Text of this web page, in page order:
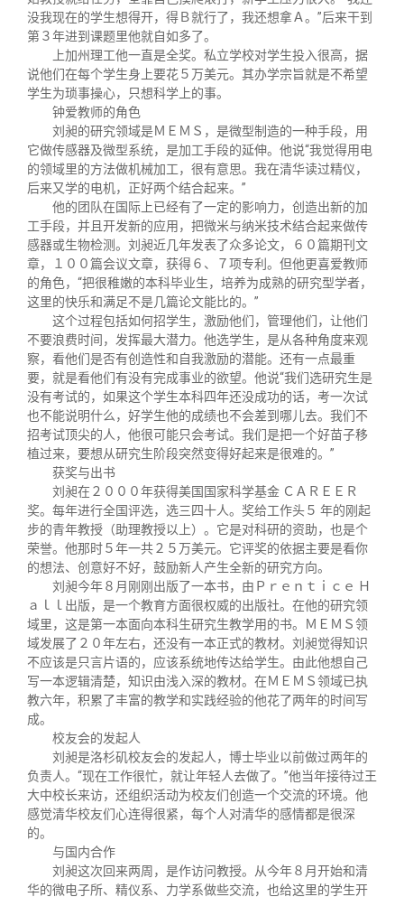
没我现在的学生想得开，得Ｂ就行了，我还想拿Ａ。”后来干到
第３年进到课题里他就自如多了。
上加州理工他一直是全奖。私立学校对学生投入很高，据
说他们在每个学生身上要花５万美元。其办学宗旨就是不希望
学生为琐事操心，只想科学上的事。
钟爱教师的角色
刘昶的研究领域是ＭＥＭＳ，是微型制造的一种手段，用
它做传感器及微型系统，是加工手段的延伸。他说“我觉得用电
的领域里的方法做机械加工，很有意思。我在清华读过精仪，
后来又学的电机，正好两个结合起来。”
他的团队在国际上已经有了一定的影响力，创造出新的加
工手段，并且开发新的应用，把微米与纳米技术结合起来做传
感器或生物检测。刘昶近几年发表了众多论文，６０篇期刊文
章，１００篇会议文章，获得６、７项专利。但他更喜爱教师
的角色，“把很稚嫩的本科毕业生，培养为成熟的研究型学者，
这里的快乐和满足不是几篇论文能比的。”
这个过程包括如何招学生，激励他们，管理他们，让他们
不要浪费时间，发挥最大潜力。他选学生，是从各种角度来观
察，看他们是否有创造性和自我激励的潜能。还有一点最重
要，就是看他们有没有完成事业的欲望。他说“我们选研究生是
没有考试的，如果这个学生本科四年还没成功的话，考一次试
也不能说明什么，好学生他的成绩也不会差到哪儿去。我们不
招考试顶尖的人，他很可能只会考试。我们是把一个好苗子移
植过来，要想从研究生阶段突然变得好起来是很难的。”
获奖与出书
刘昶在２０００年获得美国国家科学基金 ＣＡＲＥＥＲ
奖。每年进行全国评选，选三四十人。奖给工作头５ 年的刚起
步的青年教授（助理教授以上）。它是对科研的资助，也是个
荣誉。他那时５年一共２５万美元。它评奖的依据主要是看你
的想法、创意好不好，鼓励新人产生全新的研究方向。
刘昶今年８月刚刚出版了一本书，由Ｐｒｅｎｔｉｃｅ Ｈ
ａｌｌ出版，是一个教育方面很权威的出版社。在他的研究领
域里，这是第一本面向本科生研究生教学用的书。ＭＥＭＳ领
域发展了２０年左右，还没有一本正式的教材。刘昶觉得知识
不应该是只言片语的，应该系统地传达给学生。由此他想自己
写一本逻辑清楚，知识由浅入深的教材。在ＭＥＭＳ领域已执
教六年，积累了丰富的教学和实践经验的他花了两年的时间写
成。
校友会的发起人
刘昶是洛杉矶校友会的发起人，博士毕业以前做过两年的
负责人。“现在工作很忙，就让年轻人去做了。”他当年接待过王
大中校长来访，还组织活动为校友们创造一个交流的环境。他
感觉清华校友们心连得很紧，每个人对清华的感情都是很深
的。
与国内合作
刘昶这次回来两周，是作访问教授。从今年８月开始和清
华的微电子所、精仪系、力学系做些交流，也给这里的学生开